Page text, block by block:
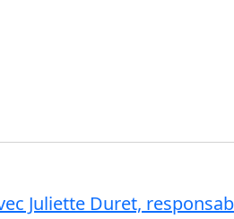
Juliette Duret,